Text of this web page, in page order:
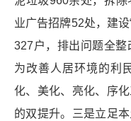
业广告招牌52处，建
327户，排出问题全整
为改善人居环境的利
化、美化、亮化、序
的双提升。
三是立足